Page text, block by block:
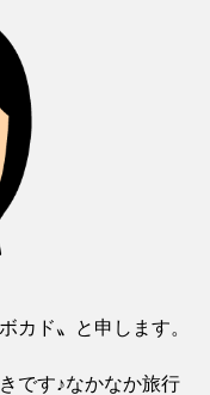
カド〟と申します。
です♪なかなか旅行